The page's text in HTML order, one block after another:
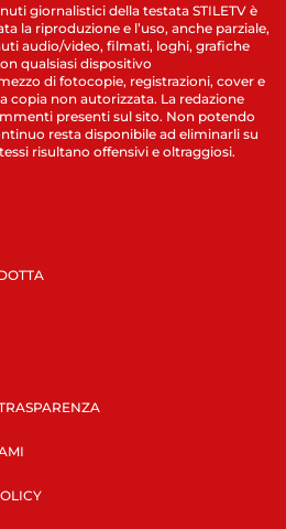
giornalistici della testata STILETV è
la riproduzione e l’uso, anche parziale,
audio/video, filmati, loghi, grafiche
qualsiasi dispositivo
di fotocopie, registrazioni, cover e
copia non autorizzata. La redazione
presenti sul sito. Non potendo
resta disponibile ad eliminarli su
risultano offensivi e oltraggiosi.